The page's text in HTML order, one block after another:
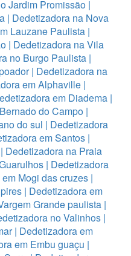
Jardim Promissão |
| Dedetizadora na Nova
Lauzane Paulista |
| Dedetizadora na Vila
no Burgo Paulista |
| Dedetizadora na
em Alphaville |
em Diadema|
do Campo |
do sul | Dedetizadora
em Santos|
| Dedetizadora na Praia
| Dedetizadora
Mogi das cruzes |
| Dedetizadora em
Grande paulista |
no Valinhos |
| Dedetizadora em
em Embu guaçu |